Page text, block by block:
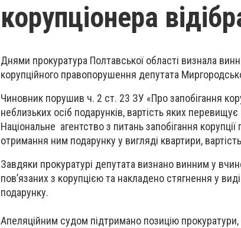
корупціонера
Днями прокуратура Полтавської області визнала
корупційного правопорушення депутата
Чиновник порушив ч. 2 ст. 23 ЗУ «Про запобігання
неблизьких осіб подарунків, вартість яких
Національне агентство з питань запобігання
отримання ним подарунку у вигляді квартири,
Завдяки прокуратурі депутата визнано винним у
пов’язаних з корупцією та накладено стягнення у
подарунку.
Апеляційним судом підтримано позицію